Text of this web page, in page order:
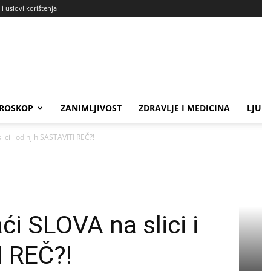
i uslovi korištenja
ZANIMLJIVOST ZDRAVLJE I MEDICINA
i od njih SASTAVITI REČ?!
SLOVA na slici i